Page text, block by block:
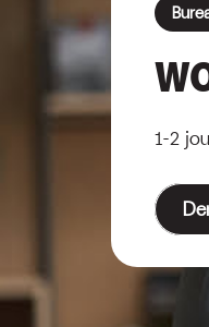
1-2